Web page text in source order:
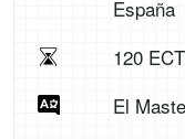
España
120
El